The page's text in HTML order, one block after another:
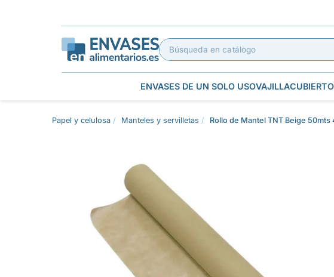
ENVASES DE UN SOLO USOVAJILLA
Papel y celulosa Manteles y servilletas Rollo de Mantel TNT Beige 50mts